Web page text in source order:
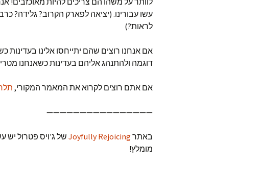
עשו עבורינו. (יציאה לפארק הקרוב? גלידה?
לראות?)
אם אנחנו רוצים שהם יתייחסו אלינו
דוגמה ולהתנהג אליהם בעדינות כשאנחנו
אם אתם רוצים לקרוא את המאמר המקורי,
————————————————
באתר Joyfully Rejoicing של ג'ויס פטרול יש
מומלץ!